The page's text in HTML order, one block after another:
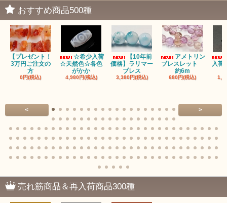
おすすめ商品500種
【プレゼント！
3万円ご注文の
方
0円(税込)
☆希少入荷
☆天然色☆各色
がかか
4,980円(税込)
【10年前
価格】ラリマー
ブレス
3,380円(税込)
アメトリン
ブレスレット
約6m
680円(税込)
入荷
< >
売れ筋商品＆再入荷商品300種